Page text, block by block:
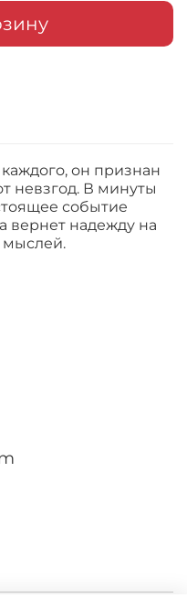
каждого, он признан
невзгод. В минуты
событие
вернет надежду на
мыслей.